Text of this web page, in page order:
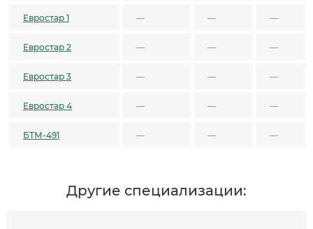
Евростар 1 — — —
Евростар 2 — — —
Евростар 3 — — —
Евростар 4 — — —
БТМ-491 — — —
Другие специализации: